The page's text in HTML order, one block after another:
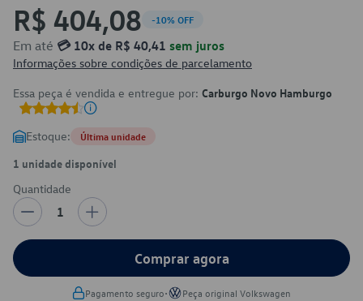
R$ 404,08 -10% OFF
Em até 💳 10x de R$ 40,41 sem juros
Informações sobre condições de parcelamento
Essa peça é vendida e entregue por: Carburgo Novo Hamburgo
Estoque: Última unidade
1 unidade disponível
Quantidade
1
Comprar agora
Pagamento seguro• Peça original Volkswagen